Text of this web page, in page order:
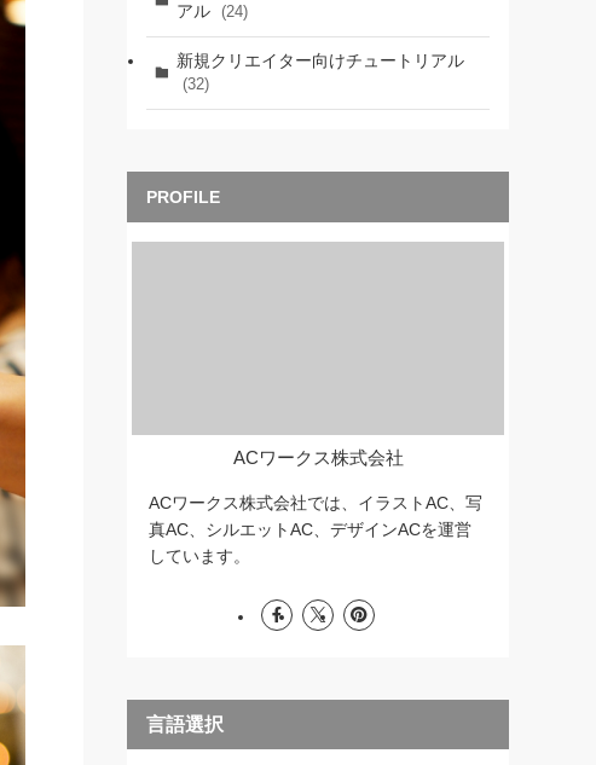
アル (24)
新規クリエイター向けチュートリアル
(32)
ACワークス株式会社
ACワークス株式会社では、イラストAC、写
真AC、シルエットAC、デザインACを運営
しています。
言語選択